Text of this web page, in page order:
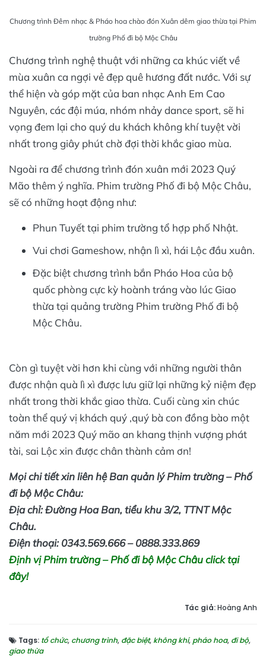
Chương trình Đêm nhạc & Pháo hoa chào đón Xuân dêm giao thừa tại Phim
trường Phố đi bộ Mộc Châu
Chương trình nghệ thuật với những ca khúc viết về
mùa xuân ca ngợi vẻ đẹp quê hương đất nước. Với sự
thể hiện và góp mặt của ban nhạc Anh Em Cao
Nguyên, các đội múa, nhóm nhảy dance sport, sẽ hi
vọng đem lại cho quý du khách không khí tuyệt vời
nhất trong giây phút chờ đợi thời khắc giao mùa.
Ngoài ra để chương trình đón xuân mới 2023 Quý
Mão thêm ý nghĩa. Phim trường Phố đi bộ Mộc Châu,
sẽ có những hoạt động như:
Phun Tuyết tại phim trường tổ hợp phố Nhật.
Vui chơi Gameshow, nhận lì xì, hái Lộc đầu xuân.
Đặc biệt chương trình bắn Pháo Hoa của bộ
quốc phòng cực kỳ hoành tráng vào lúc Giao
thừa tại quảng trường Phim trường Phố đi bộ
Mộc Châu.
Còn gì tuyệt vời hơn khi cùng với những người thân
được nhận quà lì xì được lưu giữ lại những kỷ niệm đẹp
nhất trong thời khắc giao thừa. Cuối cùng xin chúc
toàn thể quý vị khách quý ,quý bà con đồng bào một
năm mới 2023 Quý mão an khang thịnh vượng phát
tài, sai Lộc xin được chân thành cảm ơn!
Mọi chi tiết xin liên hệ Ban quản lý Phim trường – Phố
đi bộ Mộc Châu:
Địa chỉ: Đường Hoa Ban, tiểu khu 3/2, TTNT Mộc
Châu.
Điện thoại: 0343.569.666 – 0888.333.869
Định vị Phim trường – Phố đi bộ Mộc Châu click tại
đây!
Tác giả:Hoàng Anh
Tags: tổ chức, chương trình, đặc biệt, không khí, pháo hoa, đi bộ,
giao thừa